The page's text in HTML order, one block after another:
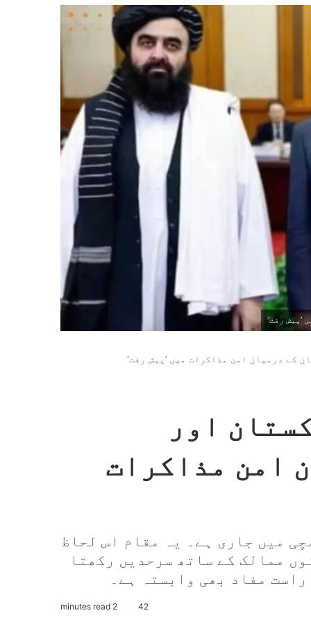
’پیش رفت‘
کے درمیان امن مذاکرات میں ’پیش رفت‘
اور
امن مذاکرات
میں جاری ہے۔ یہ مقام اس لحاظ
ممالک کے ساتھ سرحدیں رکھتا
مفاد بھی وابستہ ہے۔
42